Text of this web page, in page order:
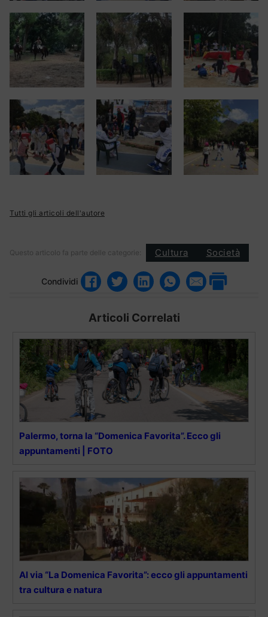
Tutti gli articoli dell'autore
Questo articolo fa parte delle categorie: Cultura Società
Condividi
Articoli Correlati
Palermo, torna la “Domenica Favorita”. Ecco gli
appuntamenti | FOTO
Al via “La Domenica Favorita”: ecco gli appuntamenti
tra cultura e natura